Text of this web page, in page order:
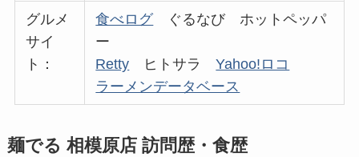
グルメ
サイ
ト：
食べログぐるなび ホットペッパ
ー
Retty ヒトサラYahoo!ロコ
ラーメンデータベース
麺でる 相模原店 訪問歴・食歴